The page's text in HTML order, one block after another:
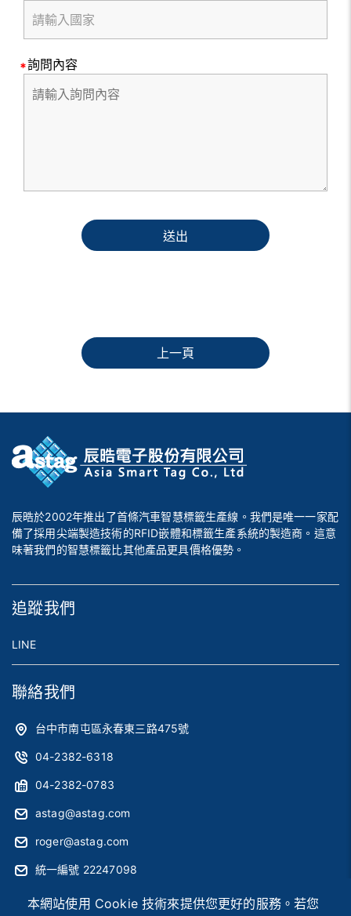
詢問內容
送出
上一頁
本網站使用 Cookie 技術來提供您更好的服務。若您
辰晧於2002年推出了首條汽車智慧標籤生產線。我們是唯一一家配
備了採用尖端製造技術的RFID嵌體和標籤生產系統的製造商。這意
味著我們的智慧標籤比其他產品更具價格優勢。
追蹤我們
LINE
聯絡我們
台中市南屯區永春東三路475號
04-2382-6318
04-2382-0783
astag@astag.com
roger@astag.com
統一編號 22247098